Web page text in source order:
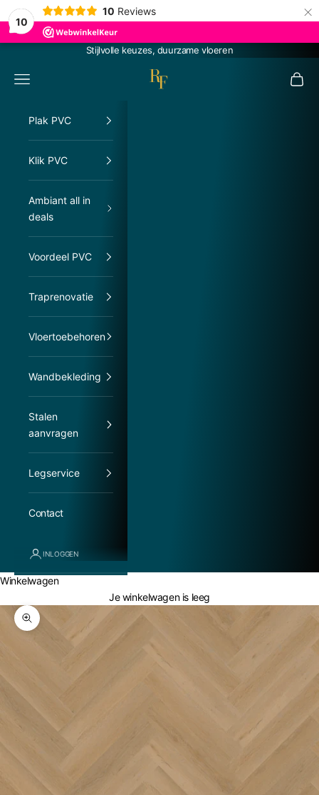
10
10 Reviews ×
Stijlvolle keuzes, duurzame vloeren
RachelFloors
Menu
Plak PVC
Klik PVC
Ambiant all in
deals
Voordeel PVC
Traprenovatie
Vloertoebehoren
Wandbekleding
Stalen
aanvragen
Legservice
Contact
INLOGGEN
Winkelwagen
Je winkelwagen is leeg
In-/uitzoomen